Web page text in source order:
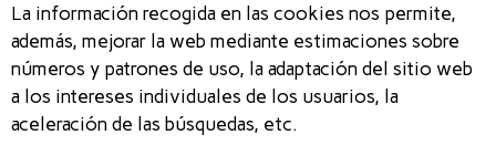
La información recogida en las cookies nos permite,
además, mejorar la web mediante estimaciones sobre
números y patrones de uso, la adaptación del sitio web
a los intereses individuales de los usuarios, la
aceleración de las búsquedas, etc.